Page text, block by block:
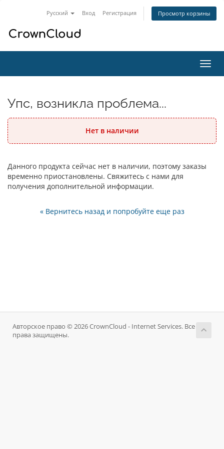
Русский Вход Регистрация Просмотр корзины
Упс, возникла проблема...
Нет в наличии
Данного продукта сейчас нет в наличии, поэтому заказы
временно приостановлены. Свяжитесь с нами для
получения дополнительной информации.
« Вернитесь назад и попробуйте еще раз
Авторское право © 2026 CrownCloud - Internet Services. Все
права защищены.